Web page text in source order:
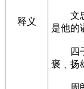
释义
文忠
是他的
四子
褒﹑扬